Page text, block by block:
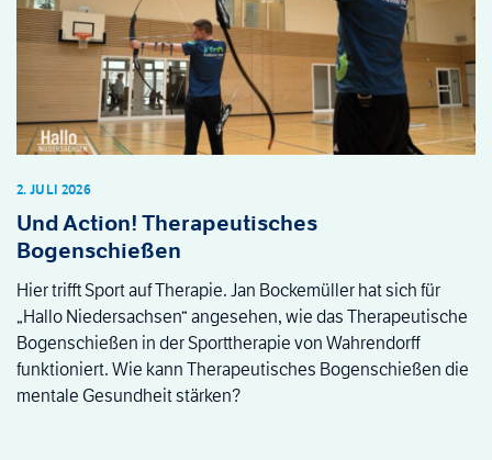
Und Action! Therapeutisches
Bogenschießen
2. JULI 2026
Hier trifft Sport auf Therapie. Jan Bockemüller hat sich für
„Hallo Niedersachsen“ angesehen, wie das Therapeutische
Bogenschießen in der Sporttherapie von Wahrendorff
funktioniert. Wie kann Therapeutisches Bogenschießen die
mentale Gesundheit stärken?